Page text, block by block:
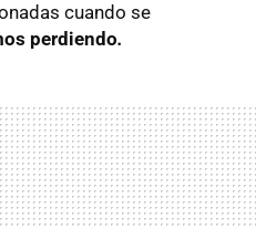
cuando se
perdiendo.